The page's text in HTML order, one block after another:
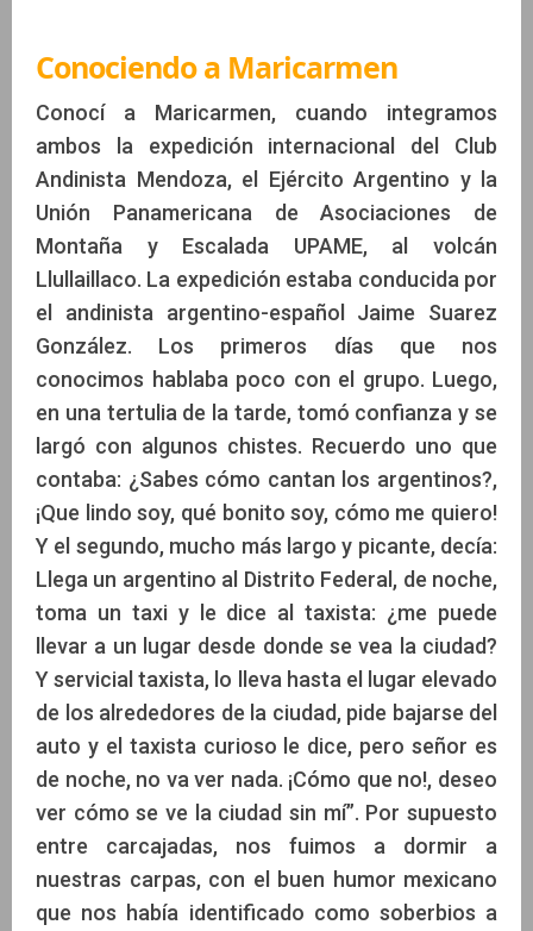
Conociendo a Maricarmen
Conocí a Maricarmen, cuando integramos
ambos la expedición internacional del Club
Andinista Mendoza, el Ejército Argentino y la
Unión Panamericana de Asociaciones de
Montaña y Escalada UPAME, al volcán
Llullaillaco. La expedición estaba conducida por
el andinista argentino-español Jaime Suarez
González. Los primeros días que nos
conocimos hablaba poco con el grupo. Luego,
en una tertulia de la tarde, tomó confianza y se
largó con algunos chistes. Recuerdo uno que
contaba: ¿Sabes cómo cantan los argentinos?,
¡Que lindo soy, qué bonito soy, cómo me quiero!
Y el segundo, mucho más largo y picante, decía:
Llega un argentino al Distrito Federal, de noche,
toma un taxi y le dice al taxista: ¿me puede
llevar a un lugar desde donde se vea la ciudad?
Y servicial taxista, lo lleva hasta el lugar elevado
de los alrededores de la ciudad, pide bajarse del
auto y el taxista curioso le dice, pero señor es
de noche, no va ver nada. ¡Cómo que no!, deseo
ver cómo se ve la ciudad sin mí”. Por supuesto
entre carcajadas, nos fuimos a dormir a
nuestras carpas, con el buen humor mexicano
que nos había identificado como soberbios a